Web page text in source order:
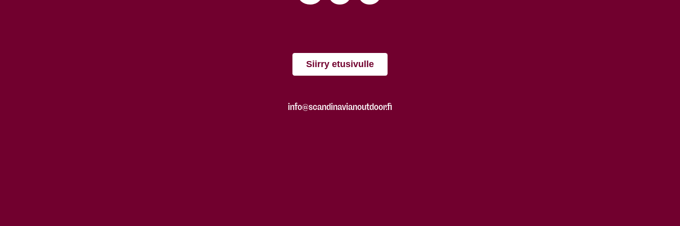
Siirry etusivulle
info@scandinavianoutdoor.fi